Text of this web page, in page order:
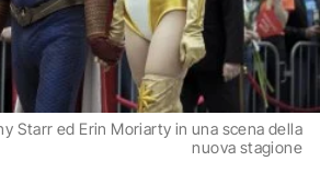
Starr ed Erin Moriarty in una scena della
nuova stagione